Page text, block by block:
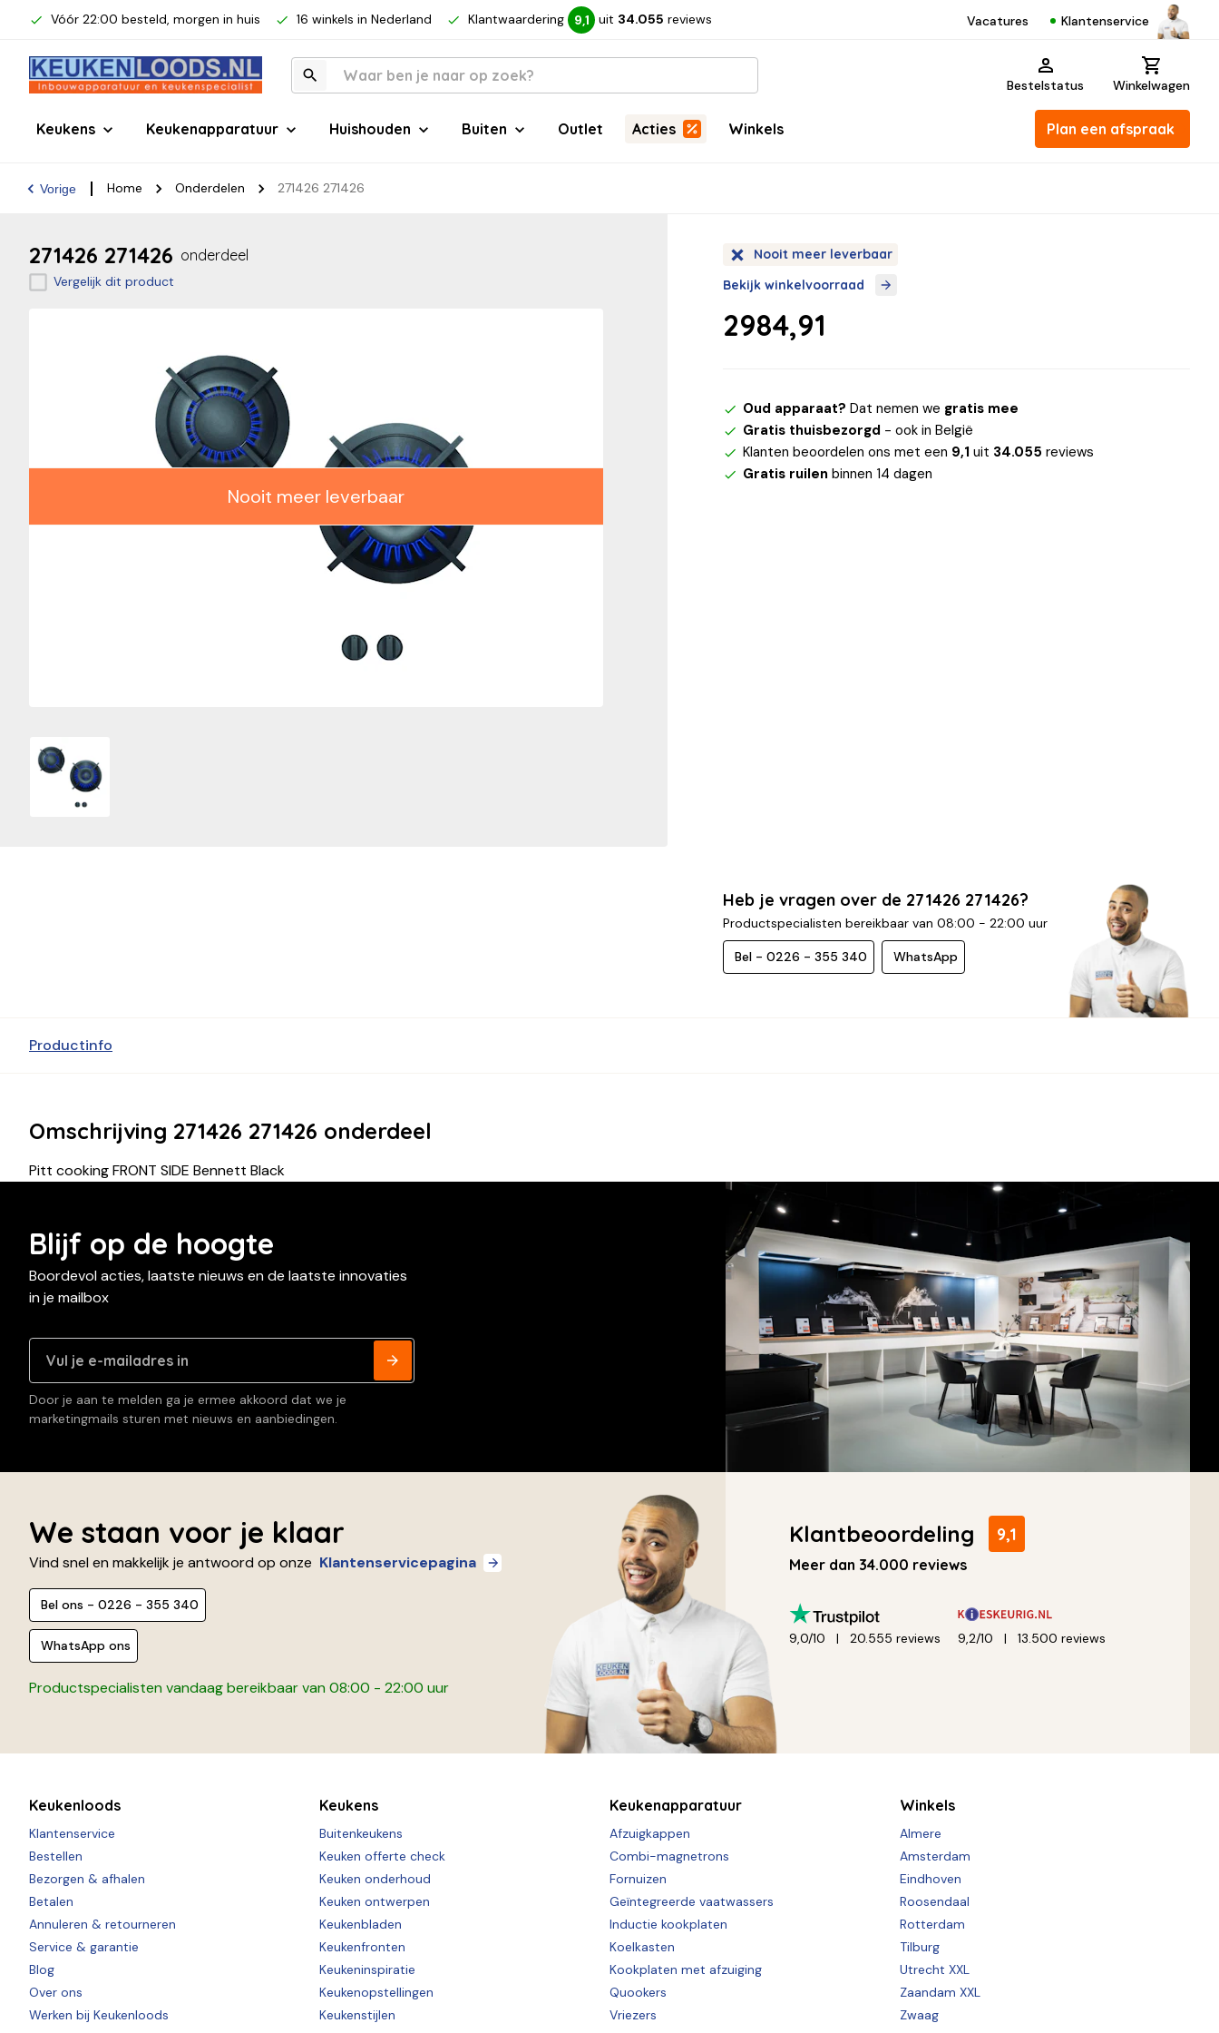
Vóór 22:00 besteld, morgen in huis 16 winkels in Nederland Klantwaardering 9,1 uit 34.055 reviews Vacatures Klantenservice
Bestelstatus Winkelwagen
Keukens Keukenapparatuur Huishouden Buiten Outlet Acties Winkels Plan een afspraak
Vorige Home Onderdelen 271426 271426
271426 271426 onderdeel
Vergelijk dit product
Nooit meer leverbaar
Nooit meer leverbaar
Bekijk winkelvoorraad
2984,91
Oud apparaat? Dat nemen we gratis mee
Gratis thuisbezorgd - ook in België
Klanten beoordelen ons met een 9,1 uit 34.055 reviews
Gratis ruilen binnen 14 dagen
Heb je vragen over de 271426 271426?
Productspecialisten bereikbaar van 08:00 - 22:00 uur
Bel - 0226 - 355 340 WhatsApp
Productinfo
Omschrijving 271426 271426 onderdeel
Pitt cooking FRONT SIDE Bennett Black
Blijf op de hoogte
Boordevol acties, laatste nieuws en de laatste innovaties
in je mailbox
Door je aan te melden ga je ermee akkoord dat we je
marketingmails sturen met nieuws en aanbiedingen.
We staan voor je klaar
Vind snel en makkelijk je antwoord op onze Klantenservicepagina
Bel ons - 0226 - 355 340
WhatsApp ons
Productspecialisten vandaag bereikbaar van 08:00 - 22:00 uur
Klantbeoordeling 9,1
Meer dan 34.000 reviews
9,0/10 20.555 reviews 9,2/10 13.500 reviews
Keukenloods
Klantenservice
Bestellen
Bezorgen & afhalen
Betalen
Annuleren & retourneren
Service & garantie
Blog
Over ons
Werken bij Keukenloods
Keukens
Buitenkeukens
Keuken offerte check
Keuken onderhoud
Keuken ontwerpen
Keukenbladen
Keukenfronten
Keukeninspiratie
Keukenopstellingen
Keukenstijlen
Keukenapparatuur
Afzuigkappen
Combi-magnetrons
Fornuizen
Geïntegreerde vaatwassers
Inductie kookplaten
Koelkasten
Kookplaten met afzuiging
Quookers
Vriezers
Winkels
Almere
Amsterdam
Eindhoven
Roosendaal
Rotterdam
Tilburg
Utrecht XXL
Zaandam XXL
Zwaag